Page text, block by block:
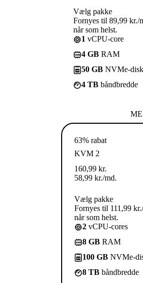
Vælg pakke
Fornyes til 89,99 kr./
når som helst.
1 vCPU-core
4 GB RAM
50 GB NVMe-
4 TB båndbredde
63% rabat
KVM 2
160,99 kr.
58,99 kr./md.
Vælg pakke
Fornyes til 111,99
når som helst.
2 vCPU-cores
8 GB RAM
100 GB NVMe-
8 TB båndbredde